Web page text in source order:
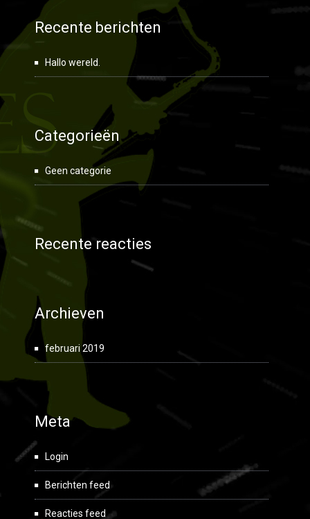
Recente berichten
Hallo wereld.
Categorieën
Geen categorie
Recente reacties
Archieven
februari 2019
Meta
Login
Berichten feed
Reacties feed